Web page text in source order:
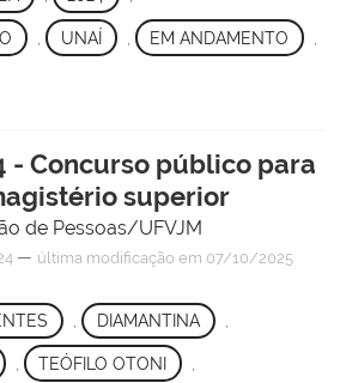
UNAÍ EM ANDAMENTO
- Concurso público para
superior
de Pessoas/UFVJM
— última modificação em 07/10/2025
DIAMANTINA
TEÓFILO OTONI